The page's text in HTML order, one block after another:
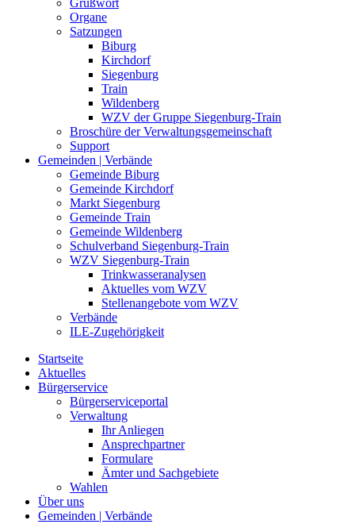
Grußwort
Organe
Satzungen
Biburg
Kirchdorf
Siegenburg
Train
Wildenberg
WZV der Gruppe Siegenburg-Train
Broschüre der Verwaltungsgemeinschaft
Support
Gemeinden | Verbände
Gemeinde Biburg
Gemeinde Kirchdorf
Markt Siegenburg
Gemeinde Train
Gemeinde Wildenberg
Schulverband Siegenburg-Train
WZV Siegenburg-Train
Trinkwasseranalysen
Aktuelles vom WZV
Stellenangebote vom WZV
Verbände
ILE-Zugehörigkeit
Startseite
Aktuelles
Bürgerservice
Bürgerserviceportal
Verwaltung
Ihr Anliegen
Ansprechpartner
Formulare
Ämter und Sachgebiete
Wahlen
Über uns
Gemeinden | Verbände